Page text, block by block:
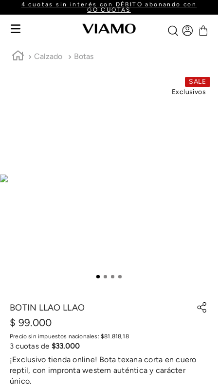
Envío gratis a partir de $160.000
Calzado Botas
SALE
Exclusivos
BOTIN LLAO LLAO
$ 99.000
Precio sin impuestos nacionales: $81.818,18
3 cuotas de $33.000
¡Exclusivo tienda online! Bota texana corta en cuero
reptil, con impronta western auténtica y carácter
único.